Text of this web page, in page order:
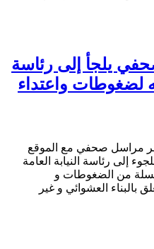
يلجأ إلى رئاسة
لضغوطات واعتداء
مراسل صحفي مع الموقع
إلى رئاسة النيابة العامة
من الضغوطات و
بالبناء العشوائي و غير